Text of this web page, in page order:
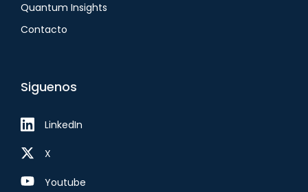
Quantum Insights
Contacto
Siguenos
LinkedIn
X
Youtube